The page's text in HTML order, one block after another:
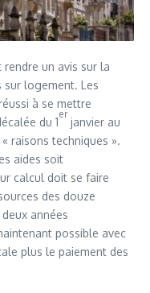
rendre un avis sur la
logement. Les
à se mettre
du 1
er
janvier au
raisons techniques ».
aides soit
calcul doit se faire
des douze
années
possible avec
plus le paiement des